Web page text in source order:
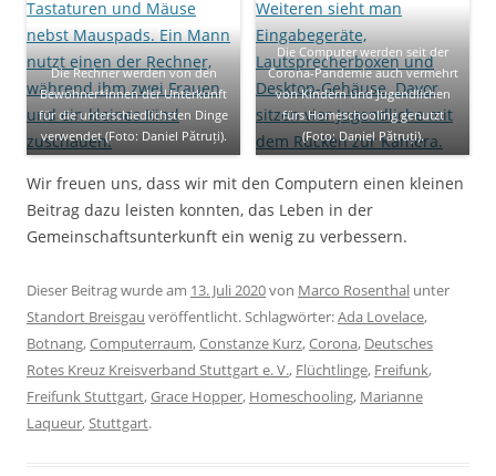
Die Rechner werden von den
Bewohner*innen der Unterkunft
für die unterschiedlichsten Dinge
verwendet (Foto: Daniel Pătruți).
Die Computer werden seit der
Corona-Pandemie auch vermehrt
von Kindern und Jugendlichen
fürs Homeschooling genutzt
(Foto: Daniel Pătruți).
Wir freuen uns, dass wir mit den Computern einen kleinen
Beitrag dazu leisten konnten, das Leben in der
Gemeinschaftsunterkunft ein wenig zu verbessern.
Dieser Beitrag wurde am 13. Juli 2020von Marco Rosenthal unter
Standort Breisgau veröffentlicht. Schlagwörter:Ada Lovelace,
Botnang,Computerraum,Constanze Kurz,Corona, Deutsches
Rotes Kreuz Kreisverband Stuttgart e. V., Flüchtlinge, Freifunk,
Freifunk Stuttgart,Grace Hopper, Homeschooling, Marianne
Laqueur,Stuttgart.